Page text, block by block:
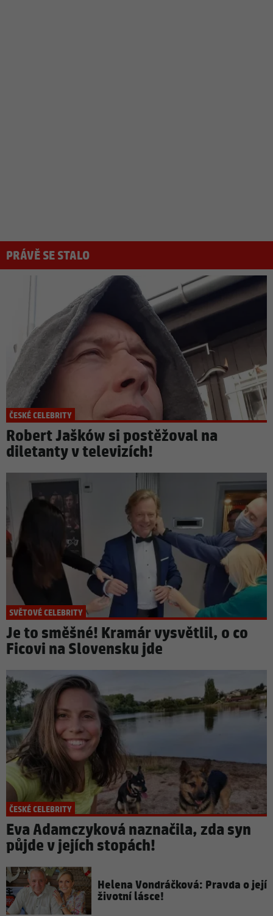
PRÁVĚ SE STALO
ČESKÉ CELEBRITY
Robert Jašków si postěžoval na
diletanty v televizích!
SVĚTOVÉ CELEBRITY
Je to směšné! Kramár vysvětlil, o co
Ficovi na Slovensku jde
ČESKÉ CELEBRITY
Eva Adamczyková naznačila, zda syn
půjde v jejích stopách!
Helena Vondráčková: Pravda o její
životní lásce!